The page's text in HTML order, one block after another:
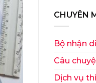
CHUYÊN
Bộ nhận
Câu
Dịch vụ